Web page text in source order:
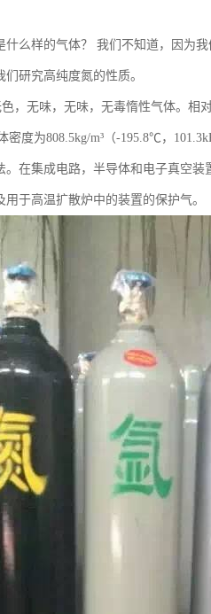
么样的气体？ 我们不知道，因为
研究高纯度氮的性质。
，无味，无味，无毒惰性气体。相
密度为808.5kg/m³（-195.8℃，
在集成电路，半导体和电子真空
于高温扩散炉中的装置的保护气。